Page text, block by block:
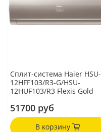
Сплит-система Haier HSU-
12HFF103/R3-G/HSU-
12HUF103/R3 Flexis Gold
51700 руб
В корзину